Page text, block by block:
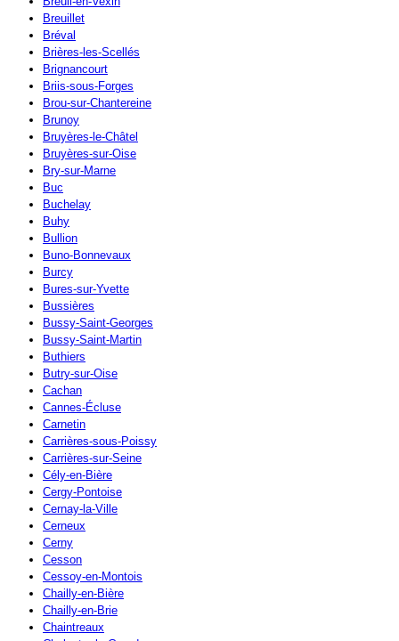
Breuillet
Bréval
Brières-les-Scellés
Brignancourt
Briis-sous-Forges
Brou-sur-Chantereine
Brunoy
Bruyères-le-Châtel
Bruyères-sur-Oise
Bry-sur-Marne
Buc
Buchelay
Buhy
Bullion
Buno-Bonnevaux
Burcy
Bures-sur-Yvette
Bussières
Bussy-Saint-Georges
Bussy-Saint-Martin
Buthiers
Butry-sur-Oise
Cachan
Cannes-Écluse
Carnetin
Carrières-sous-Poissy
Carrières-sur-Seine
Cély-en-Bière
Cergy-Pontoise
Cernay-la-Ville
Cerneux
Cerny
Cesson
Cessoy-en-Montois
Chailly-en-Bière
Chailly-en-Brie
Chaintreaux